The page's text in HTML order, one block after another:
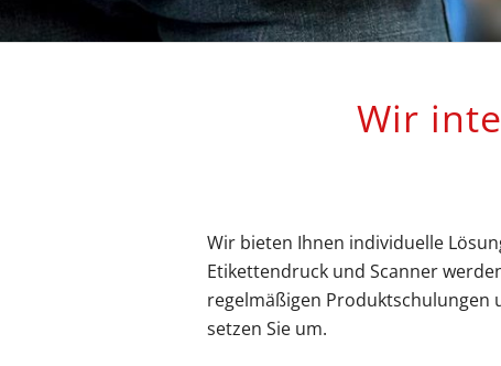
Wir
Wir bieten Ihnen individuelle
Etikettendruck und Scanner
regelmäßigen Produktschulungen
setzen Sie um.